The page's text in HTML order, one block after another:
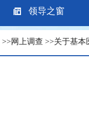
领导之窗
>>网上调查 >>关于基本